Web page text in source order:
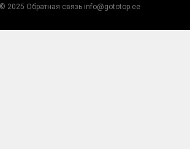
2025 Обратная связь info@gototop.ee